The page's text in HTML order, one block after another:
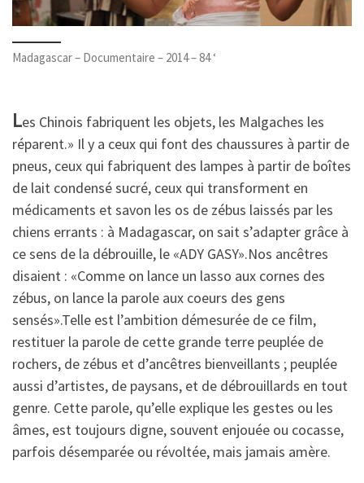
Madagascar – Documentaire – 2014 – 84 ‘
Les Chinois fabriquent les objets, les Malgaches les
réparent.» Il y a ceux qui font des chaussures à partir de
pneus, ceux qui fabriquent des lampes à partir de boîtes
de lait condensé sucré, ceux qui transforment en
médicaments et savon les os de zébus laissés par les
chiens errants : à Madagascar, on sait s’adapter grâce à
ce sens de la débrouille, le «ADY GASY».Nos ancêtres
disaient : «Comme on lance un lasso aux cornes des
zébus, on lance la parole aux coeurs des gens
sensés».Telle est l’ambition démesurée de ce film,
restituer la parole de cette grande terre peuplée de
rochers, de zébus et d’ancêtres bienveillants ; peuplée
aussi d’artistes, de paysans, et de débrouillards en tout
genre. Cette parole, qu’elle explique les gestes ou les
âmes, est toujours digne, souvent enjouée ou cocasse,
parfois désemparée ou révoltée, mais jamais amère.